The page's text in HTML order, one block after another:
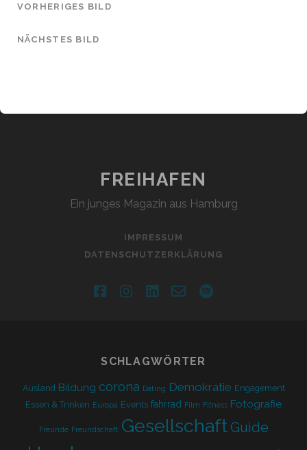
VORHERIGES BILD
NÄCHSTES BILD
FREIHAFEN
Ein junges Magazin aus Hamburg
IMPRESSUM
DATENSCHUTZERKLÄRUNG
facebookinstagram
linkedin
email-spotify
SCHLAGWÖRTER
Ausland Bildung corona Dating Demokratie Engagement
Essen & Trinken Europa Events fahrrad Film Fitness Fotografie
Freunde Freundschaft GesellschaftGuide